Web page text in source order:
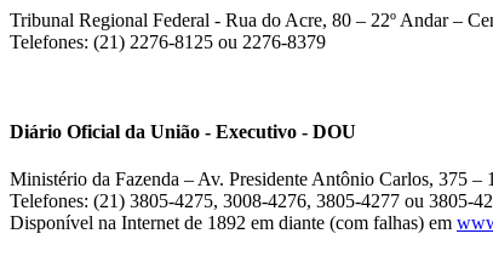
Tribunal Regional Federal - Rua do Acre, 80 – 22º Andar –
Telefones: (21) 2276-8125 ou 2276-8379
Diário Oficial da União - Executivo - DOU
Ministério da Fazenda – Av. Presidente Antônio Carlos, 375 –
Telefones: (21) 3805-4275, 3008-4276, 3805-4277 ou 3805-
Disponível na Internet de 1892 em diante (com falhas) em